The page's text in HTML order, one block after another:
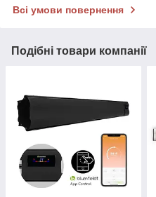
Всі умови повернення
Подібні товари компанії